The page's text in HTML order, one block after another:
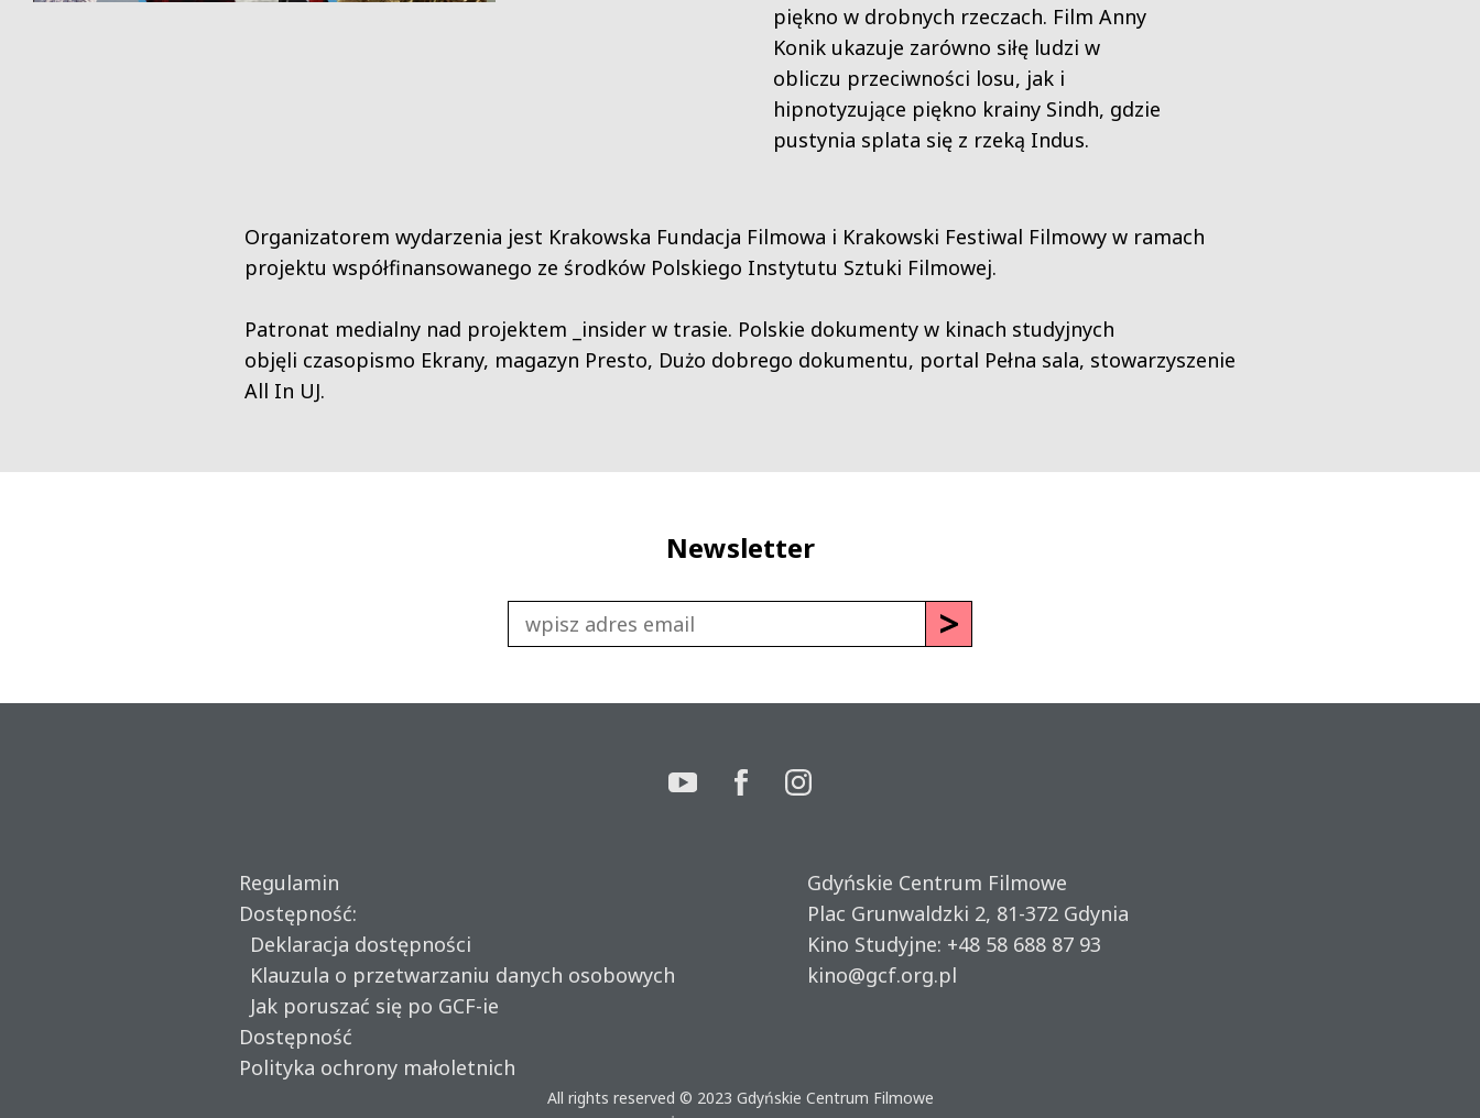
piękno w drobnych rzeczach. Film Anny
Konik ukazuje zarówno siłę ludzi w
obliczu przeciwności losu, jak i
hipnotyzujące piękno krainy Sindh, gdzie
pustynia splata się z rzeką Indus.
Organizatorem wydarzenia jest Krakowska Fundacja Filmowa i Krakowski Festiwal Filmowy w ramach
projektu współfinansowanego ze środków Polskiego Instytutu Sztuki Filmowej.
Patronat medialny nad projektem _insider w trasie. Polskie dokumenty w kinach studyjnych
objęli czasopismo Ekrany, magazyn Presto, Dużo dobrego dokumentu, portal Pełna sala, stowarzyszenie
All In UJ.
Newsletter
Regulamin
Dostępność:
Deklaracja dostępności
Klauzula o przetwarzaniu danych osobowych
Jak poruszać się po GCF-ie
Dostępność
Polityka ochrony małoletnich
Gdyńskie Centrum Filmowe
Plac Grunwaldzki 2, 81-372 Gdynia
Kino Studyjne: +48 58 688 87 93
kino@gcf.org.pl
All rights reserved © 2023 Gdyńskie Centrum Filmowe